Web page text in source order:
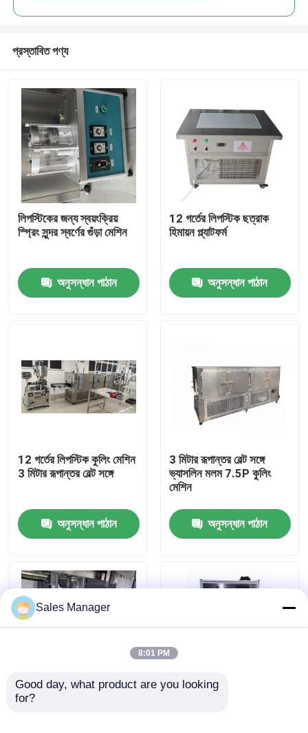
পণ্য
আমাদের সম্পর্কে
কারখানা ভ্রমণ
উদ্ধৃতির জন্য আবেদন
স্বয়ংক্রিয় ঠোঁট গ্লস ফিলিং মেশিন
প্রস্তাবিত পণ্য
লিপস্টিকের জন্য স্বয়ংক্রিয়
স্প্রিং সুন্দর স্বর্ণের গুঁড়া মেশিন
অনুসন্ধান পাঠান
12 গর্তের লিপস্টিক ছত্রাক
হিমায়ন প্ল্যাটফর্ম
অনুসন্ধান পাঠান
12 গর্তের লিপস্টিক কুলিং মেশিন
3 মিটার রূপান্তর বেল্ট সঙ্গে
অনুসন্ধান পাঠান
3 মিটার রূপান্তর বেল্ট সঙ্গে
ভ্যাসলিন মলম 7.5P কুলিং
মেশিন
অনুসন্ধান পাঠান
স্বয়ংক্রিয় 12 গর্ত লিপবালম
Sales Manager
8:01 PM
Good day, what product are you looking
for?